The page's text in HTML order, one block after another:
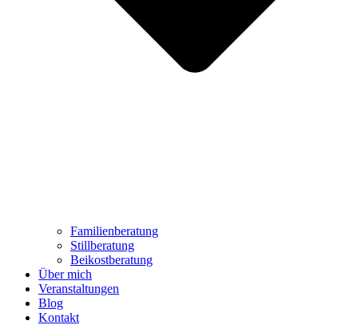
Familienberatung
Stillberatung
Beikostberatung
Über mich
Veranstaltungen
Blog
Kontakt